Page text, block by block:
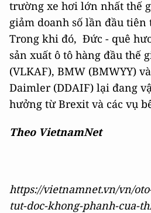
trường xe hơi lớn nhất thế
giảm doanh số lần đầu tiên
Trong khi đó, Đức - quê
sản xuất ô tô hàng đầu thế
(VLKAF), BMW (BMWYY)
Daimler (DDAIF) lại đang
hưởng từ Brexit và các vụ
Theo VietnamNet
https://vietnamnet.vn/vn/
tut-doc-khong-phanh-cua-